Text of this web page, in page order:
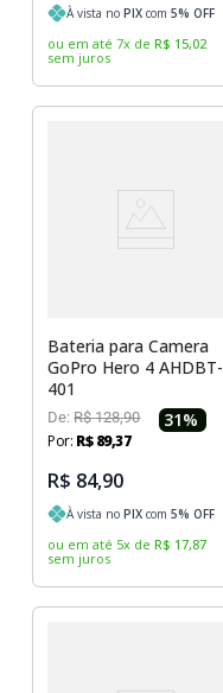
À vista noPIX com5% OFF
ou em até 7x de R$ 15,02
sem juros
Bateria para Camera
GoPro Hero 4 AHDBT-
401
De:R$ 128,90 31%
Por: R$ 89,37
R$ 84,90
À vista noPIX com5% OFF
ou em até 5x de R$ 17,87
sem juros